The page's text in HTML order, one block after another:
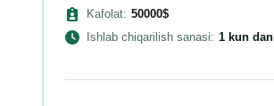
Kafolat: 50000$
Ishlab chiqarilish sanasi: 1 kundan